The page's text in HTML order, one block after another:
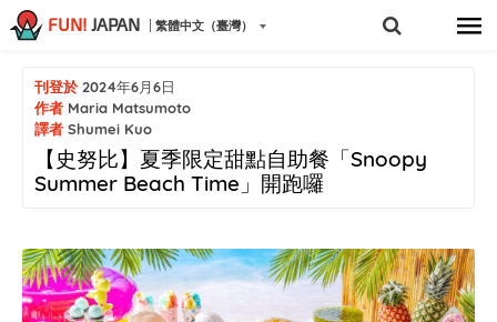
FUN! JAPAN 繁體中文（臺灣）
刊登於 2024年6月6日
作者 Maria Matsumoto
譯者 Shumei Kuo
【史努比】夏季限定甜點自助餐「Snoopy
Summer Beach Time」開跑囉